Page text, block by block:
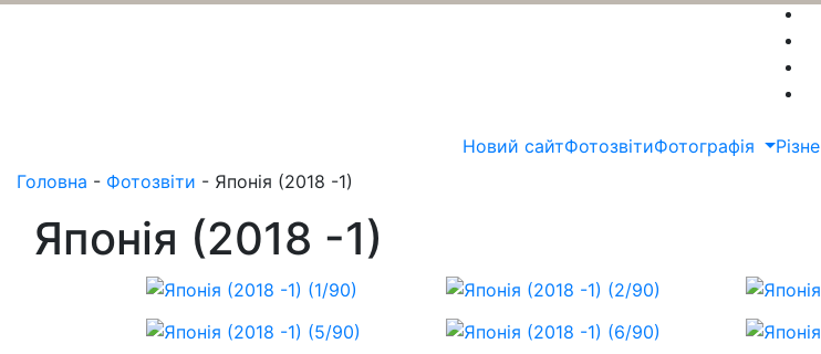
Новий сайтФотозвітиФотографія
Різне
Головна - Фотозвіти - Японія (2018 -1)
Японія (2018 -1)